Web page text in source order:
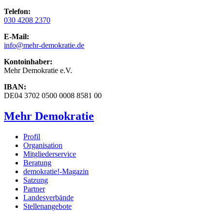
Telefon:
030 4208 2370
E-Mail:
info@mehr-demokratie.de
Kontoinhaber:
Mehr Demokratie e.V.
IBAN:
DE04 3702 0500 0008 8581 00
Mehr Demokratie
Profil
Organisation
Mitgliederservice
Beratung
demokratie!-Magazin
Satzung
Partner
Landesverbände
Stellenangebote